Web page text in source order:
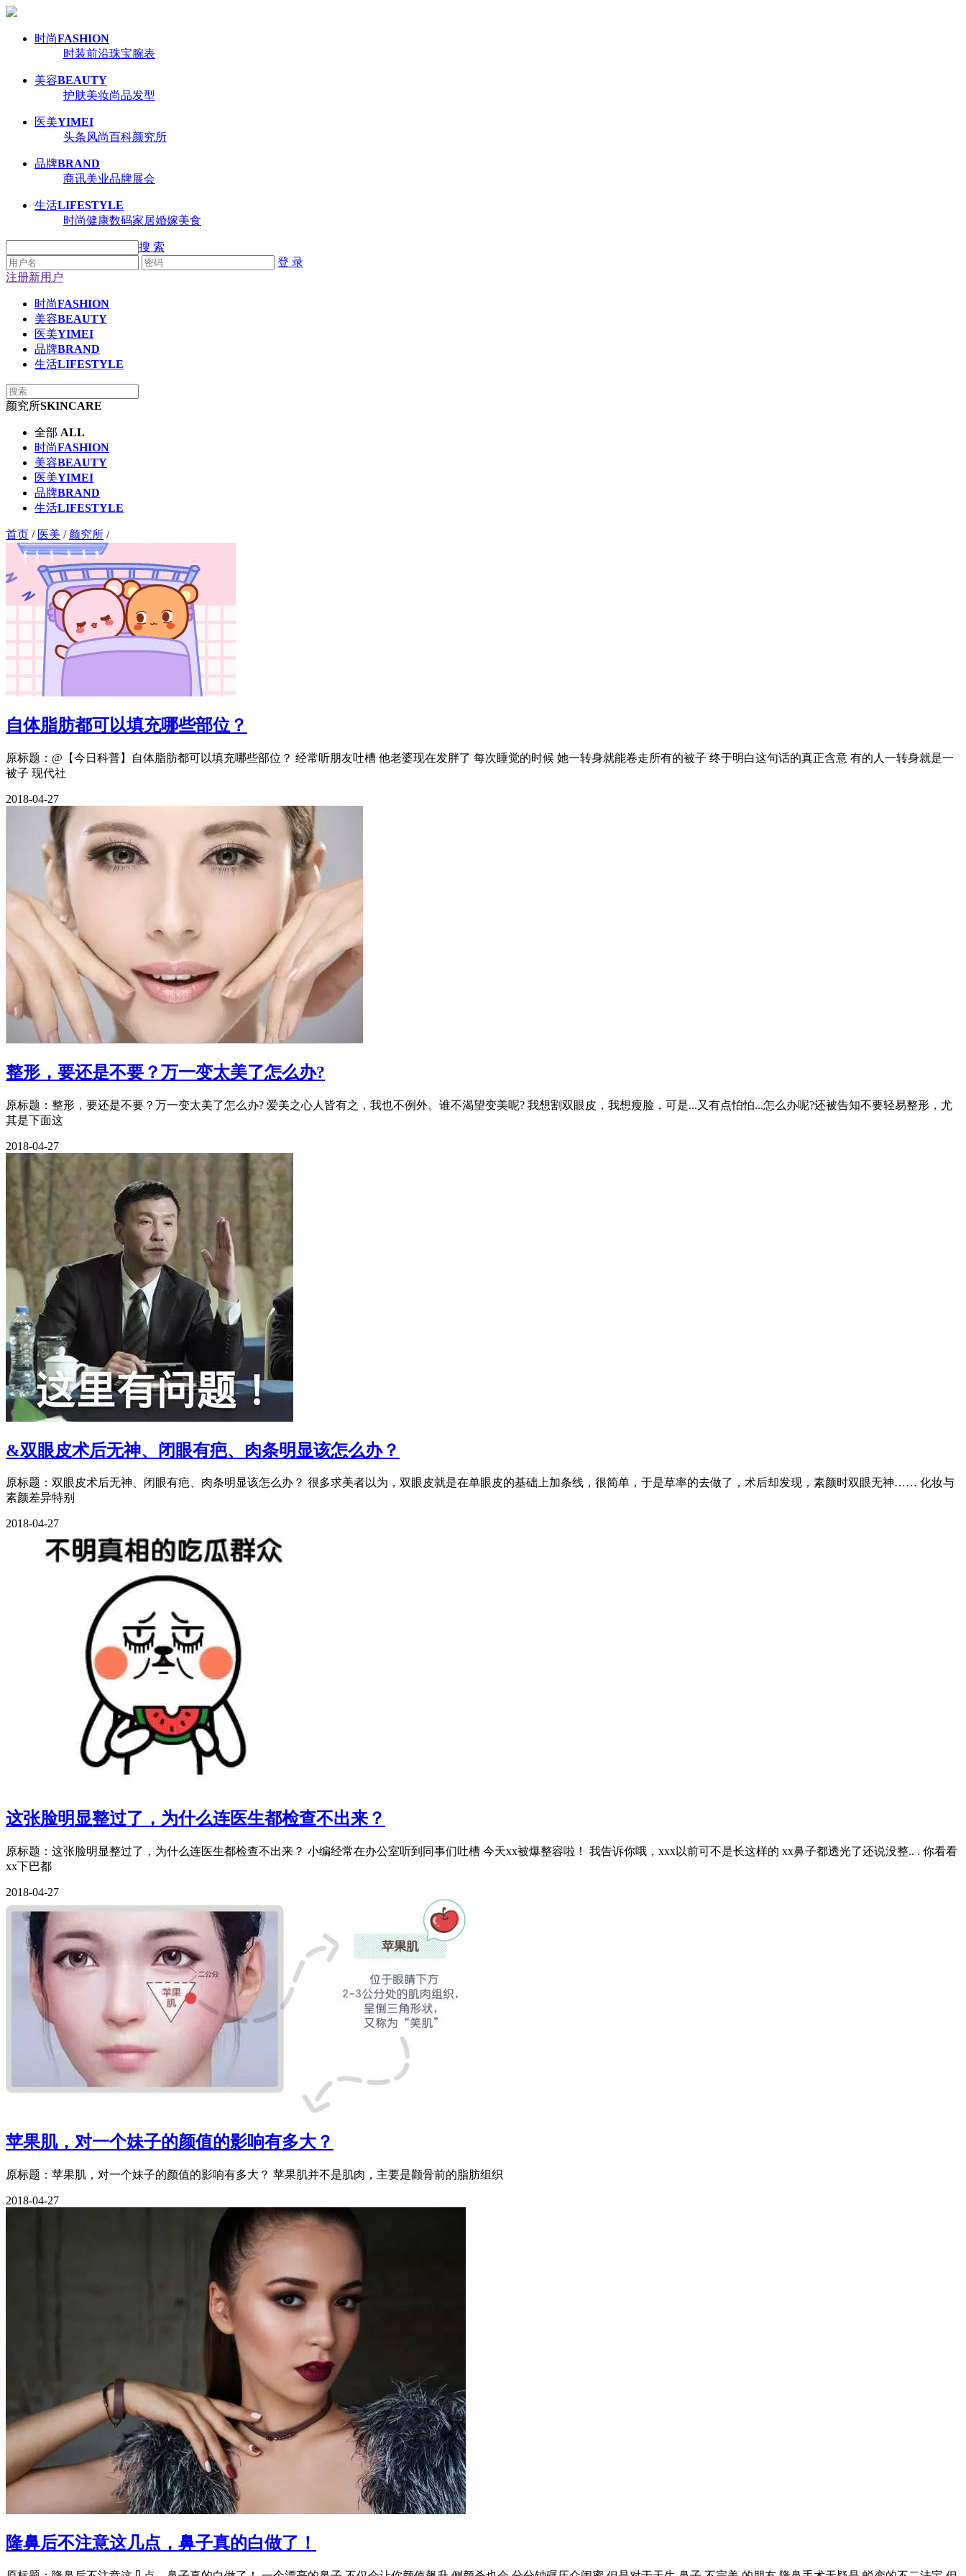
时尚FASHION
时装前沿珠宝腕表
美容BEAUTY
护肤美妆尚品发型
医美YIMEI
头条风尚百科颜究所
品牌BRAND
商讯美业品牌展会
生活LIFESTYLE
时尚健康数码家居婚嫁美食
搜 索
登 录
注册新用户
时尚FASHION
美容BEAUTY
医美YIMEI
品牌BRAND
生活LIFESTYLE
颜究所SKINCARE
全部 ALL
时尚FASHION
美容BEAUTY
医美YIMEI
品牌BRAND
生活LIFESTYLE
首页 / 医美 / 颜究所 /
自体脂肪都可以填充哪些部位？
原标题：@【今日科普】自体脂肪都可以填充哪些部位？ 经常听朋友吐槽 他老婆现在发胖了 每次睡觉的时候 她一转身就能卷走所有的被子 终于明白这句话的真正含意 有的人一转身就是一
被子 现代社
2018-04-27
整形，要还是不要？万一变太美了怎么办?
原标题：整形，要还是不要？万一变太美了怎么办? 爱美之心人皆有之，我也不例外。谁不渴望变美呢? 我想割双眼皮，我想瘦脸，可是...又有点怕怕...怎么办呢?还被告知不要轻易整形，尤
其是下面这
2018-04-27
&双眼皮术后无神、闭眼有疤、肉条明显该怎么办？
原标题：双眼皮术后无神、闭眼有疤、肉条明显该怎么办？ 很多求美者以为，双眼皮就是在单眼皮的基础上加条线，很简单，于是草率的去做了，术后却发现，素颜时双眼无神…… 化妆与
素颜差异特别
2018-04-27
这张脸明显整过了，为什么连医生都检查不出来？
原标题：这张脸明显整过了，为什么连医生都检查不出来？ 小编经常在办公室听到同事们吐槽 今天xx被爆整容啦！ 我告诉你哦，xxx以前可不是长这样的 xx鼻子都透光了还说没整.. . 你看看
xx下巴都
2018-04-27
苹果肌，对一个妹子的颜值的影响有多大？
原标题：苹果肌，对一个妹子的颜值的影响有多大？ 苹果肌并不是肌肉，主要是颧骨前的脂肪组织
2018-04-27
隆鼻后不注意这几点，鼻子真的白做了！